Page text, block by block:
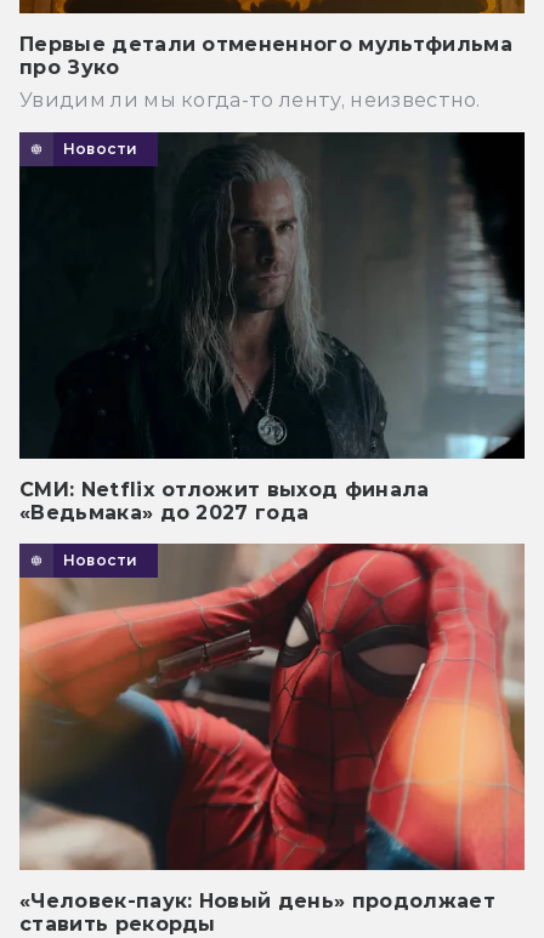
Первые детали отмененного мультфильма
про Зуко
Увидим ли мы когда-то ленту, неизвестно.
Новости
СМИ: Netflix отложит выход финала
«Ведьмака» до 2027 года
Новости
«Человек-паук: Новый день» продолжает
ставить рекорды